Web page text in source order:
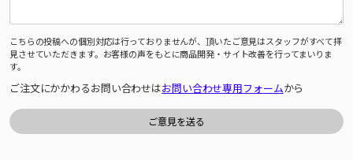
こちらの投稿への個別対応は行っておりませんが、頂いたご意見はスタッフがすべて拝
見させていただきます。お客様の声をもとに商品開発・サイト改善を行ってまいりま
す。
ご注文にかかわるお問い合わせはお問い合わせ専用フォームから